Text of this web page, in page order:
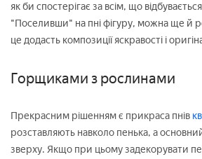
як би спостерігає за всім, що
"Поселивши" на пні фігуру, можна ще й
це додасть композиції яскравості і
Горщиками з рослинами
Прекрасним рішенням є прикраса пнів
розставляють навколо пенька, а
зверху. Якщо при цьому задекорувати